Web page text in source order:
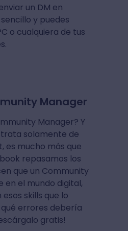
un DM en
y puedes
o cualquiera de tus
Manager
Manager? Y
trata solamente de
es mucho más que
repasamos los
que un Community
en el mundo digital,
esos skills que lo
errores debería
gratis!